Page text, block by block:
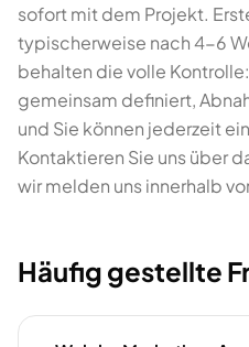
sofort mit dem Projekt.
typischerweise nach 4-6
behalten die volle
gemeinsam definiert,
und Sie können jederzeit
Kontaktieren Sie uns über
wir melden uns innerhalb
Häufig gestellte